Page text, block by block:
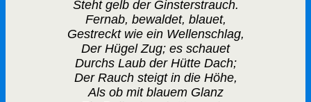
Steht gelb der Ginsterstrauch.
Fernab, bewaldet, blauet,
Gestreckt wie ein Wellenschlag,
Der Hügel Zug; es schauet
Durchs Laub der Hütte Dach;
Der Rauch steigt in die Höhe,
Als ob mit blauem Glanz